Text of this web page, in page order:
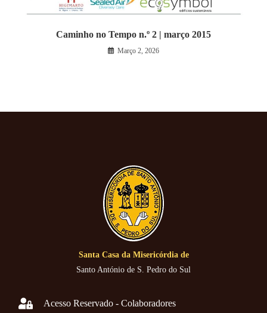
Caminho no Tempo n.º 2 | março 2015
Março 2, 2026
Santa Casa da Misericórdia de
Santo António de S. Pedro do Sul
Acesso Reservado - Colaboradores